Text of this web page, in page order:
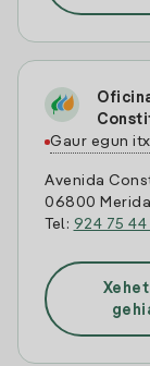
Gaur egun
Avenida
06800 Merida
Tel: 924 75 44